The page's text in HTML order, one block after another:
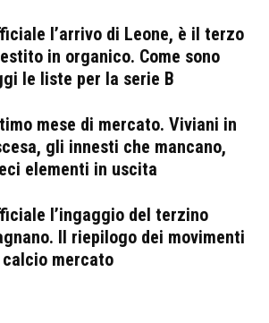
l’arrivo di Leone, è il terzo
in organico. Come sono
le liste per la serie B
mese di mercato. Viviani in
gli innesti che mancano,
elementi in uscita
l’ingaggio del terzino
Il riepilogo dei movimenti
mercato